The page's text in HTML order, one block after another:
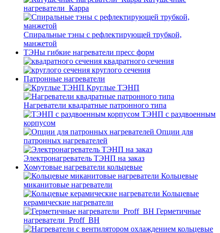
нагреватели_Карра
Спиральные тэны с рефлектирующей трубкой,
манжетой
ТЭНы гибкие нагреватели пресс форм
квадратного сечения
круглого сечения
Патронные нагреватели
Круглые ТЭНП
Нагреватели квадратные патронного типа
ТЭНП с раздвоенным
корпусом
Опции для
патронных нагревателей
Электронагреватель ТЭНП на заказ
Хомутовые нагреватели кольцевые
Кольцевые
миканитовые нагреватели
Кольцевые
керамические нагреватели
Герметичные
нагреватели_Proff_BH